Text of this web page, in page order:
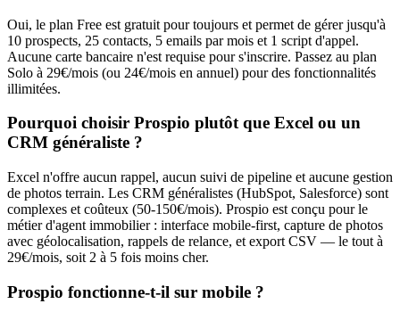
Oui, le plan Free est gratuit pour toujours et permet de gérer jusqu'à
10 prospects, 25 contacts, 5 emails par mois et 1 script d'appel.
Aucune carte bancaire n'est requise pour s'inscrire. Passez au plan
Solo à 29€/mois (ou 24€/mois en annuel) pour des fonctionnalités
illimitées.
Pourquoi choisir Prospio plutôt que Excel ou un
CRM généraliste ?
Excel n'offre aucun rappel, aucun suivi de pipeline et aucune gestion
de photos terrain. Les CRM généralistes (HubSpot, Salesforce) sont
complexes et coûteux (50-150€/mois). Prospio est conçu pour le
métier d'agent immobilier : interface mobile-first, capture de photos
avec géolocalisation, rappels de relance, et export CSV — le tout à
29€/mois, soit 2 à 5 fois moins cher.
Prospio fonctionne-t-il sur mobile ?